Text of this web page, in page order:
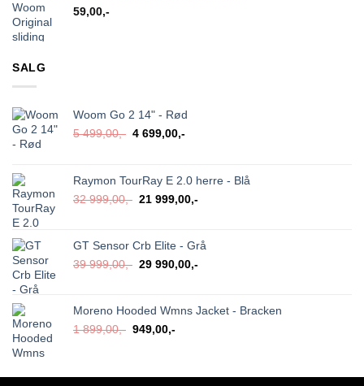
59,00,-
SALG
Woom Go 2 14" - Rød
5 499,00,- Opprinnelig
5
499,00,-.
4 699,00,-Nåværende
4
699,00,-.
Raymon TourRay E 2.0 herre - Blå
32 999,00,- Opprinnelig
32
999,00,-.
21 999,00,-Nåværende
21
GT Sensor Crb Elite - Grå
39 999,00,- Opprinnelig
39
999,00,-.
29 990,00,-Nåværende
29
Moreno Hooded Wmns Jacket - Bracken
1 899,00,- Opprinnelig
1
949,00,-Nåværende
949,00,-.